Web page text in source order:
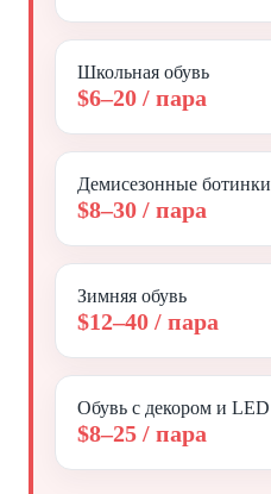
Школьная обувь
$6–20 / пара
Демисезонные ботинки
$8–30 / пара
Зимняя обувь
$12–40 / пара
Обувь с декором и LED
$8–25 / пара